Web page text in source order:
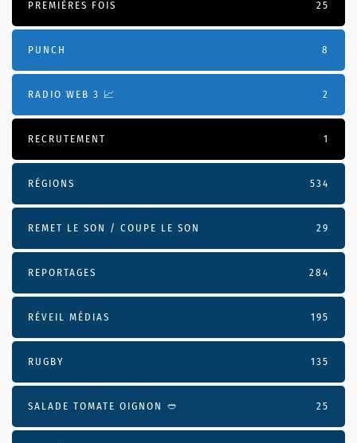
PREMIÈRES FOIS 25
PUNCH 8
RADIO WEB 3 📈 2
RECRUTEMENT 1
RÉGIONS 534
REMET LE SON / COUPE LE SON 29
REPORTAGES 284
RÉVEIL MÉDIAS 195
RUGBY 135
SALADE TOMATE OIGNON 🥙 25